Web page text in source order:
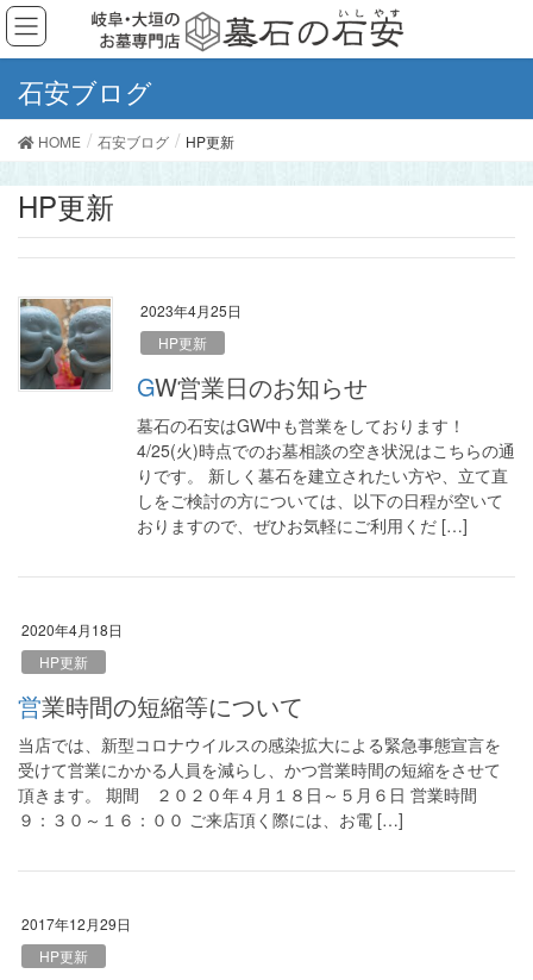
石安ブログ
HOME 石安ブログ HP更新
HP更新
2023年4月25日
HP更新
GW営業日のお知らせ
墓石の石安はGW中も営業をしております！
4/25(火)時点でのお墓相談の空き状況はこちらの通
りです。 新しく墓石を建立されたい方や、立て直
しをご検討の方については、以下の日程が空いて
おりますので、ぜひお気軽にご利用くだ […]
2020年4月18日
HP更新
営業時間の短縮等について
当店では、新型コロナウイルスの感染拡大による緊急事態宣言を
受けて営業にかかる人員を減らし、かつ営業時間の短縮をさせて
頂きます。 期間 ２０２０年４月１８日～５月６日 営業時間
９：３０～１６：００ ご来店頂く際には、お電 […]
2017年12月29日
HP更新